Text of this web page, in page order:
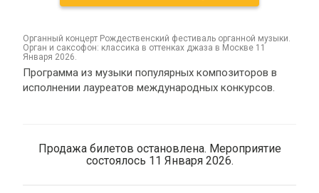
органный концерт Рождественский фестиваль органной музыки.
Орган и саксофон: классика в оттенках джаза в Москве 11
Января 2026.
Программа из музыки популярных композиторов в
исполнении лауреатов международных конкурсов.
Продажа билетов остановлена. Мероприятие
состоялось 11 Января 2026.